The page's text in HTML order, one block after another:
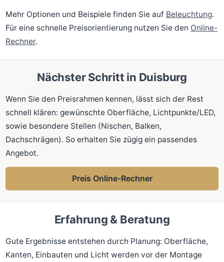
Mehr Optionen und Beispiele finden Sie auf Beleuchtung.
Für eine schnelle Preisorientierung nutzen Sie den Online-
Rechner.
Nächster Schritt in Duisburg
Wenn Sie den Preisrahmen kennen, lässt sich der Rest
schnell klären: gewünschte Oberfläche, Lichtpunkte/LED,
sowie besondere Stellen (Nischen, Balken,
Dachschrägen). So erhalten Sie zügig ein passendes
Angebot.
Preis Online-Rechner
Erfahrung & Beratung
Gute Ergebnisse entstehen durch Planung: Oberfläche,
Kanten, Einbauten und Licht werden vor der Montage